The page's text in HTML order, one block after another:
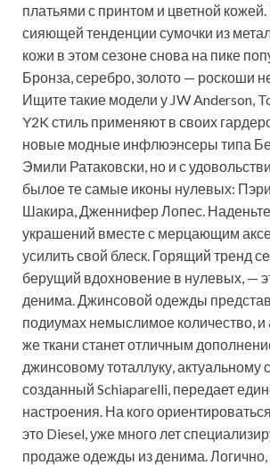
платьями с принтом и цветной
сияющей тенденции сумочки из
кожи в этом сезоне снова на пике
Бронза, серебро, золото — роскоши
Ищите такие модели у JW Anderson,
Y2K стиль применяют в своих
новые модные инфлюэнсеры типа
Эмили Ратаковски, но и с
былое те самые иконы нулевых:
Шакира, Дженнифер Лопес. Наденьте
украшений вместе с мерцающим
усилить свой блеск. Горящий тренд
берущий вдохновение в нулевых, —
денима. Джинсовой одежды
подиумах немыслимое количество, и
же ткани станет отличным
джинсовому тоталлуку, актуальному
созданный Schiaparelli, передает
настроения. На кого
это Diesel, уже много лет
продаже одежды из денима. Логично,